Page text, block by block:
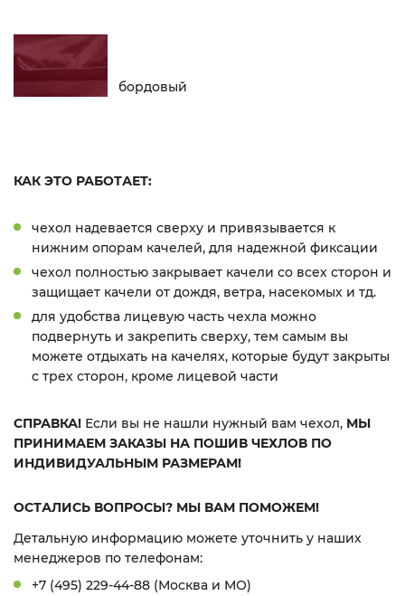
бордовый
КАК ЭТО РАБОТАЕТ:
чехол надевается сверху и привязывается к
нижним опорам качелей, для надежной фиксации
чехол полностью закрывает качели со всех сторон и
защищает качели от дождя, ветра, насекомых и тд.
для удобства лицевую часть чехла можно
подвернуть и закрепить сверху, тем самым вы
можете отдыхать на качелях, которые будут закрыты
с трех сторон, кроме лицевой части
СПРАВКА! Если вы не нашли нужный вам чехол, МЫ
ПРИНИМАЕМ ЗАКАЗЫ НА ПОШИВ ЧЕХЛОВ ПО
ИНДИВИДУАЛЬНЫМ РАЗМЕРАМ!
ОСТАЛИСЬ ВОПРОСЫ? МЫ ВАМ ПОМОЖЕМ!
Детальную информацию можете уточнить у наших
менеджеров по телефонам:
+7 (495) 229-44-88 (Москва и МО)